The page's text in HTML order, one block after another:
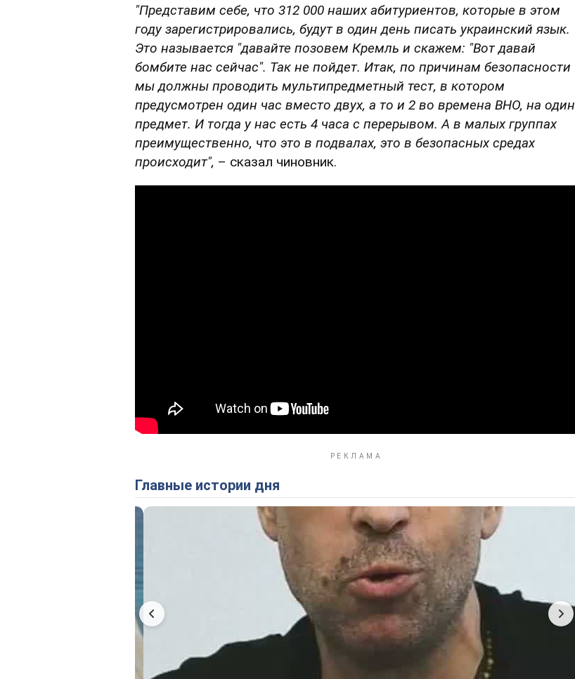
"Представим себе, что 312 000 наших абитуриентов, которые в этом
году зарегистрировались, будут в один день писать украинский язык.
Это называется "давайте позовем Кремль и скажем: "Вот давай
бомбите нас сейчас". Так не пойдет. Итак, по причинам безопасности
мы должны проводить мультипредметный тест, в котором
предусмотрен один час вместо двух, а то и 2 во времена ВНО, на один
предмет. И тогда у нас есть 4 часа с перерывом. А в малых группах
преимущественно, что это в подвалах, это в безопасных средах
происходит", – сказал чиновник.
Главные истории дня